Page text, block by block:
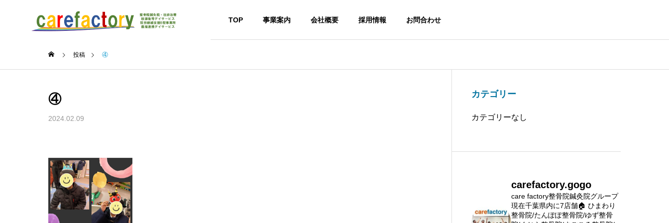
TOP 事業案内 会社概要 採用情報 お問合わせ
投稿 ④
④
2024.02.09
カテゴリー
カテゴリーなし
carefactory.gogo
care factory整骨院鍼灸院グループ
現在千葉県内に7店舗🏠 ひまわり
整骨院/たんぽぽ整骨院/ゆず整骨